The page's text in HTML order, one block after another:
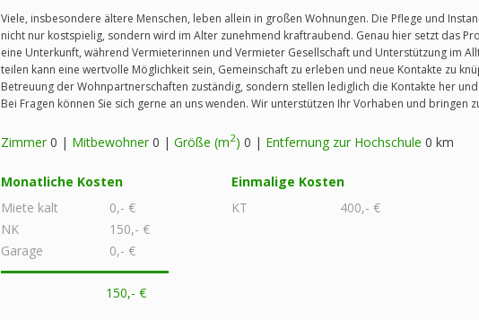
Viele, insbesondere ältere Menschen, leben allein in großen Wohnungen. Die Pflege und
nicht nur kostspielig, sondern wird im Alter zunehmend kraftraubend. Genau hier setzt das
eine Unterkunft, während Vermieterinnen und Vermieter Gesellschaft und Unterstützung im
teilen kann eine wertvolle Möglichkeit sein, Gemeinschaft zu erleben und neue Kontakte zu
Betreuung der Wohnpartnerschaften zuständig, sondern stellen lediglich die Kontakte her
Bei Fragen können Sie sich gerne an uns wenden. Wir unterstützen Ihr Vorhaben und bringen
Zimmer0 | Mitbewohner0 | Größe (m2) 0 | Entfernung zur Hochschule 0 km
Monatliche Kosten
Miete kalt
0,- €
NK
150,- €
Garage
0,- €
150,- €
Einmalige Kosten
KT
400,- €